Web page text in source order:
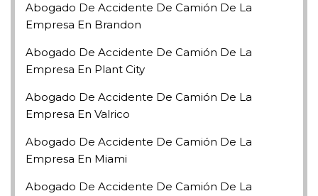
Abogado De Accidente De Camión De La
Empresa En Brandon
Abogado De Accidente De Camión De La
Empresa En Plant City
Abogado De Accidente De Camión De La
Empresa En Valrico
Abogado De Accidente De Camión De La
Empresa En Miami
Abogado De Accidente De Camión De La